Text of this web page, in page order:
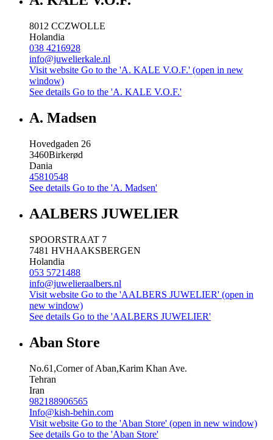
8012 CCZWOLLE
Holandia
038 4216928
info@juwelierkale.nl
Visit website Go to the 'A. KALE V.O.F.' (open in new
window)
See details Go to the 'A. KALE V.O.F.'
A. Madsen
Hovedgaden 26
3460Birkerød
Dania
45810548
See details Go to the 'A. Madsen'
AALBERS JUWELIER
SPOORSTRAAT 7
7481 HVHAAKSBERGEN
Holandia
053 5721488
info@juwelieraalbers.nl
Visit website Go to the 'AALBERS JUWELIER' (open in
new window)
See details Go to the 'AALBERS JUWELIER'
Aban Store
No.61,Corner of Aban,Karim Khan Ave.
Tehran
Iran
982188906565
Info@kish-behin.com
Visit website Go to the 'Aban Store' (open in new window)
See details Go to the 'Aban Store'